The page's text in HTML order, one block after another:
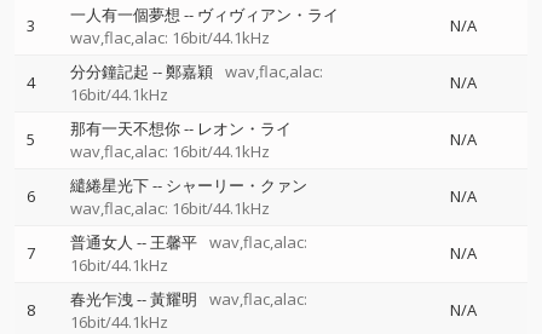
3 一人有一個夢想 -- ヴィヴィアン・ライ
wav,flac,alac: 16bit/44.1kHz
N/A
4 分分鐘記起 --鄭嘉穎 wav,flac,alac:
16bit/44.1kHz
N/A
5 那有一天不想你-- レオン・ライ
wav,flac,alac: 16bit/44.1kHz
N/A
6 繾綣星光下-- シャーリー・クァン
wav,flac,alac: 16bit/44.1kHz
N/A
7 普通女人 -- 王馨平 wav,flac,alac:
16bit/44.1kHz
N/A
8 春光乍洩--黃耀明
wav,flac,alac:
16bit/44.1kHz
N/A